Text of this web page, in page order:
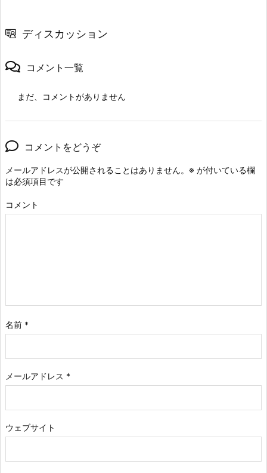
ディスカッション
コメント一覧
まだ、コメントがありません
コメントをどうぞ
メールアドレスが公開されることはありません。 ※ が付いている欄
は必須項目です
コメント
名前 *
メールアドレス *
ウェブサイト